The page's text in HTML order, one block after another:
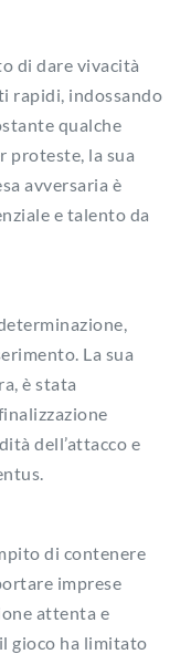
di dare vivacità
rapidi, indossando
qualche
proteste, la sua
avversaria è
e talento da
La sua
è stata
dell’attacco e
di contenere
imprese
attenta e
gioco ha limitato